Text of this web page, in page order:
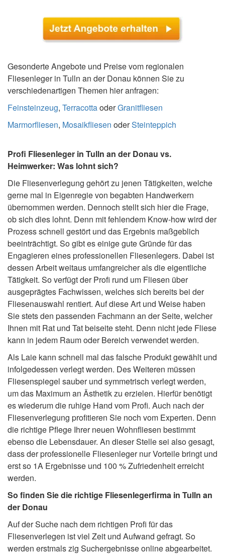
Gesonderte Angebote und Preise vom regionalen
Fliesenleger in Tulln an der Donau können Sie zu
verschiedenartigen Themen hier anfragen:
Feinsteinzeug, TerracottaoderGranitfliesen
Marmorfliesen, Mosaikfliesen oderSteinteppich
Profi Fliesenleger in Tulln an der Donau vs.
Heimwerker: Was lohnt sich?
Die Fliesenverlegung gehört zu jenen Tätigkeiten, welche
gerne mal in Eigenregie von begabten Handwerkern
übernommen werden. Dennoch stellt sich hier die Frage,
ob sich dies lohnt. Denn mit fehlendem Know-how wird der
Prozess schnell gestört und das Ergebnis maßgeblich
beeinträchtigt. So gibt es einige gute Gründe für das
Engagieren eines professionellen Fliesenlegers. Dabei ist
dessen Arbeit weitaus umfangreicher als die eigentliche
Tätigkeit. So verfügt der Profi rund um Fliesen über
ausgeprägtes Fachwissen, welches sich bereits bei der
Fliesenauswahl rentiert. Auf diese Art und Weise haben
Sie stets den passenden Fachmann an der Seite, welcher
Ihnen mit Rat und Tat beiseite steht. Denn nicht jede Fliese
kann in jedem Raum oder Bereich verwendet werden.
Als Laie kann schnell mal das falsche Produkt gewählt und
infolgedessen verlegt werden. Des Weiteren müssen
Fliesenspiegel sauber und symmetrisch verlegt werden,
um das Maximum an Ästhetik zu erzielen. Hierfür benötigt
es wiederum die ruhige Hand vom Profi. Auch nach der
Fliesenverlegung profitieren Sie noch vom Experten. Denn
die richtige Pflege Ihrer neuen Wohnfliesen bestimmt
ebenso die Lebensdauer. An dieser Stelle sei also gesagt,
dass der professionelle Fliesenleger nur Vorteile bringt und
erst so 1A Ergebnisse und 100 % Zufriedenheit erreicht
werden.
So finden Sie die richtige Fliesenlegerfirma in Tulln an
der Donau
Auf der Suche nach dem richtigen Profi für das
Fliesenverlegen ist viel Zeit und Aufwand gefragt. So
werden erstmals zig Suchergebnisse online abgearbeitet.